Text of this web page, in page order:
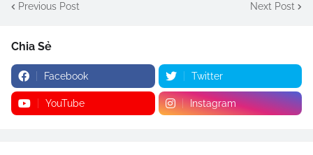
Previous Post Next Post
Chia Sẻ
Facebook Twitter
YouTube Instagram